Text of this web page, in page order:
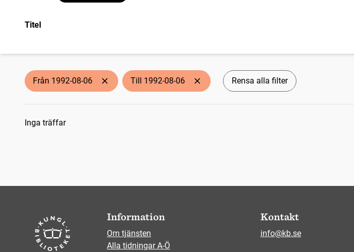
Titel
Från 1992-08-06 Till 1992-08-06 Rensa alla filter
Sökresultat
Inga träffar
Information
Om tjänsten
Alla tidningar A-Ö
Kontakt
info@kb.se